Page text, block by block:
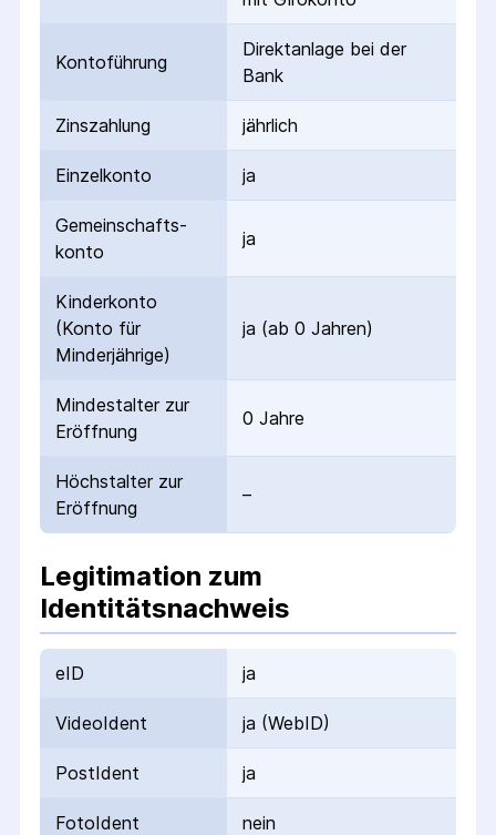
Kontoführung
Direktanlage bei der
Bank
Zinszahlung jährlich
Einzelkonto ja
Gemeinschafts­
konto
ja
Kinderkonto
(Konto für
Minderjährige)
ja (ab 0 Jahren)
Mindestalter zur
Eröffnung
0 Jahre
Höchstalter zur
Eröffnung
–
Legitimation zum
Identitätsnachweis
eID ja
VideoIdent ja (WebID)
PostIdent ja
FotoIdent nein